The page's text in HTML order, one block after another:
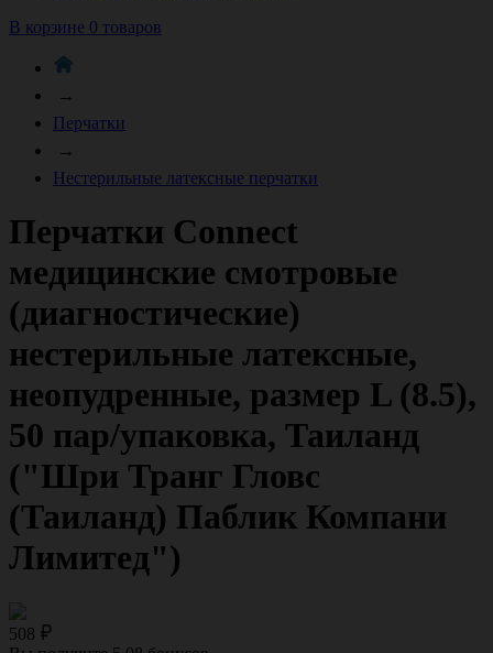
В корзине 0 товаров
→
Перчатки
→
Нестерильные латексные перчатки
Перчатки Connect
медицинские смотровые
(диагностические)
нестерильные латексные,
неопудренные, размер L (8.5),
50 пар/упаковка, Таиланд
("Шри Транг Гловс
(Таиланд) Паблик Компани
Лимитед")
508